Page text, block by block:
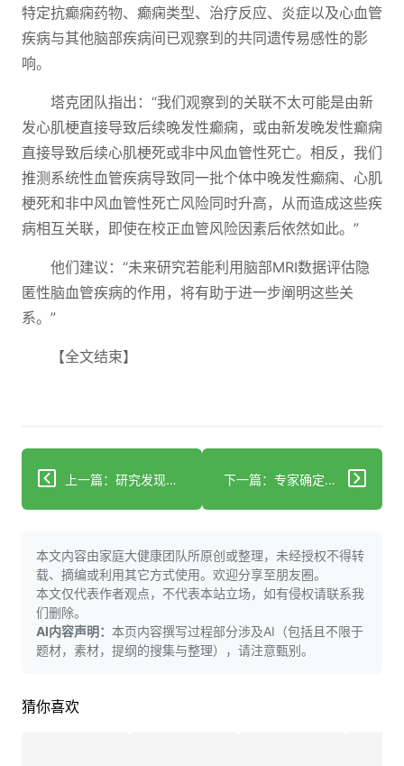
特定抗癫痫药物、癫痫类型、治疗反应、炎症以及心血管
疾病与其他脑部疾病间已观察到的共同遗传易感性的影
响。
塔克团队指出：“我们观察到的关联不太可能是由新
发心肌梗直接导致后续晚发性癫痫，或由新发晚发性癫痫
直接导致后续心肌梗死或非中风血管性死亡。相反，我们
推测系统性血管疾病导致同一批个体中晚发性癫痫、心肌
梗死和非中风血管性死亡风险同时升高，从而造成这些疾
病相互关联，即使在校正血管风险因素后依然如此。”
他们建议：“未来研究若能利用脑部MRI数据评估隐
匿性脑血管疾病的作用，将有助于进一步阐明这些关
系。”
【全文结束】
上一篇：研究发现每日一个简单习惯可显著延缓阿尔茨海默症衰退进程 下一篇：专家确定每日饮酒量如何增加早发中风风险
本文内容由家庭大健康团队所原创或整理，未经授权不得转
载、摘编或利用其它方式使用。欢迎分享至朋友圈。
本文仅代表作者观点，不代表本站立场，如有侵权请联系我
们删除。
AI内容声明： 本页内容撰写过程部分涉及AI（包括且不限于
题材，素材，提纲的搜集与整理），请注意甄别。
猜你喜欢